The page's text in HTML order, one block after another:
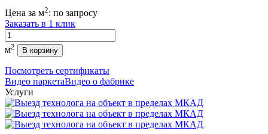
Цена за м2: по запросу
Заказать в 1 клик
Количество
м2 В корзину
Посмотреть сертификаты
Видео паркетаВидео о фабрике
Услуги